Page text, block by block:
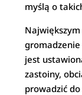
myślą o
gromadzenie
jest
zastoiny,
prowadzić